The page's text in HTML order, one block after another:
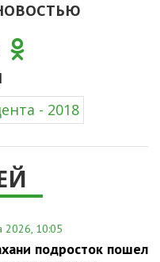
- 2018
2026, 10:05
подросток пошел